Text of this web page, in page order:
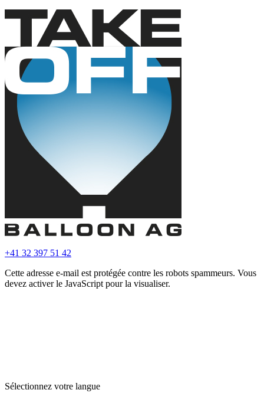
+41 32 397 51 42
Cette adresse e-mail est protégée contre les robots spammeurs. Vous
devez activer le JavaScript pour la visualiser.
Sélectionnez votre langue